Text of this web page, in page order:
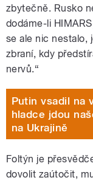
zbytečně. Rusko
dodáme-li
se ale nic nestalo,
zbraní, kdy
nervů.“
Putin vsadil na
hladce jdou
na Ukrajině
Foltýn je
dovolit zaútočit,